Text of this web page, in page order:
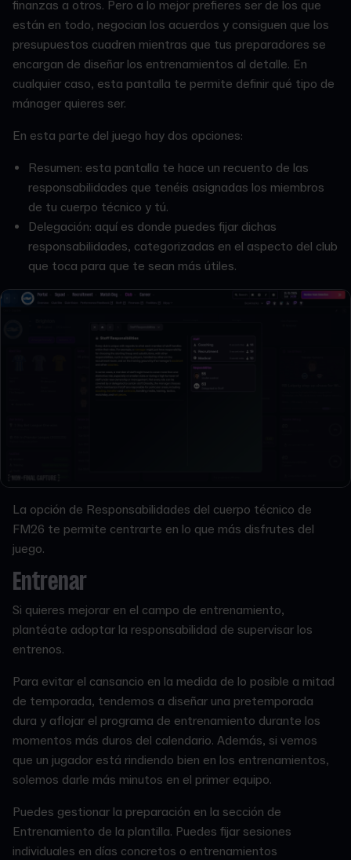
finanzas a otros. Pero a lo mejor prefieres ser de los que
están en todo, negocian los acuerdos y consiguen que los
presupuestos cuadren mientras que tus preparadores se
encargan de diseñar los entrenamientos al detalle. En
cualquier caso, esta pantalla te permite definir qué tipo de
mánager quieres ser.
En esta parte del juego hay dos opciones:
Resumen: esta pantalla te hace un recuento de las
responsabilidades que tenéis asignadas los miembros
de tu cuerpo técnico y tú.
Delegación: aquí es donde puedes fijar dichas
responsabilidades, categorizadas en el aspecto del club
que toca para que te sean más útiles.
La opción de Responsabilidades del cuerpo técnico de
FM26 te permite centrarte en lo que más disfrutes del
juego.
Entrenar
Si quieres mejorar en el campo de entrenamiento,
plantéate adoptar la responsabilidad de supervisar los
entrenos.
Para evitar el cansancio en la medida de lo posible a mitad
de temporada, tendemos a diseñar una pretemporada
dura y aflojar el programa de entrenamiento durante los
momentos más duros del calendario. Además, si vemos
que un jugador está rindiendo bien en los entrenamientos,
solemos darle más minutos en el primer equipo.
Puedes gestionar la preparación en la sección de
Entrenamiento de la plantilla. Puedes fijar sesiones
individuales en días concretos o entrenamientos